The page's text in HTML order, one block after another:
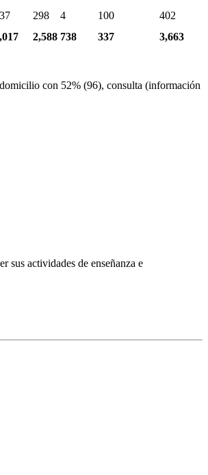
298 4 100
402
2,588 738 337 3,663
con 52% (96), consulta (información
sus actividades de enseñanza e